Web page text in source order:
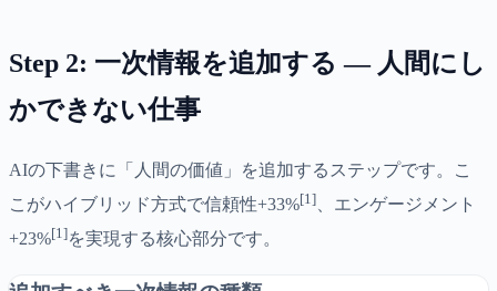
Step 2: 一次情報を追加する — 人間にし
かできない仕事
AIの下書きに「人間の価値」を追加するステップです。こ
こがハイブリッド方式で信頼性+33%[1] 、エンゲージメント
+23%[1]を実現する核心部分です。